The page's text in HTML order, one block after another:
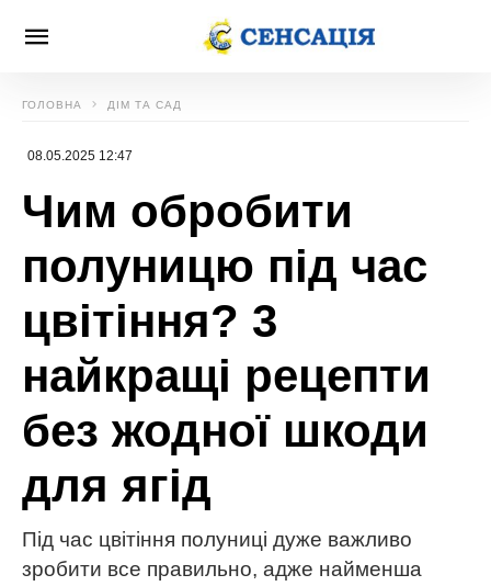
ГОЛОВНА ДІМ ТА САД
08.05.2025 12:47
Чим обробити
полуницю під час
цвітіння? 3
найкращі рецепти
без жодної шкоди
для ягід
Під час цвітіння полуниці дуже важливо
зробити все правильно, адже найменша